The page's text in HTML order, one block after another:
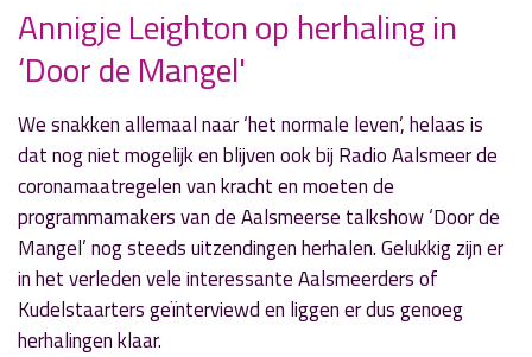
« Vorig nieuwsbericht
Derde nacht van de avondklok met
eendagsvliegen
5 april 2021
» Volgend nieuwsbericht
Denis Doeland legt uit wat NFT's zijn in
'Blikopener Radio'
7 april 2021
Annigje Leighton op herhaling in
‘Door de Mangel'
We snakken allemaal naar ‘het normale leven’, helaas is
dat nog niet mogelijk en blijven ook bij Radio Aalsmeer de
coronamaatregelen van kracht en moeten de
programmamakers van de Aalsmeerse talkshow ‘Door de
Mangel’ nog steeds uitzendingen herhalen. Gelukkig zijn er
in het verleden vele interessante Aalsmeerders of
Kudelstaarters geïnterviewd en liggen er dus genoeg
herhalingen klaar.